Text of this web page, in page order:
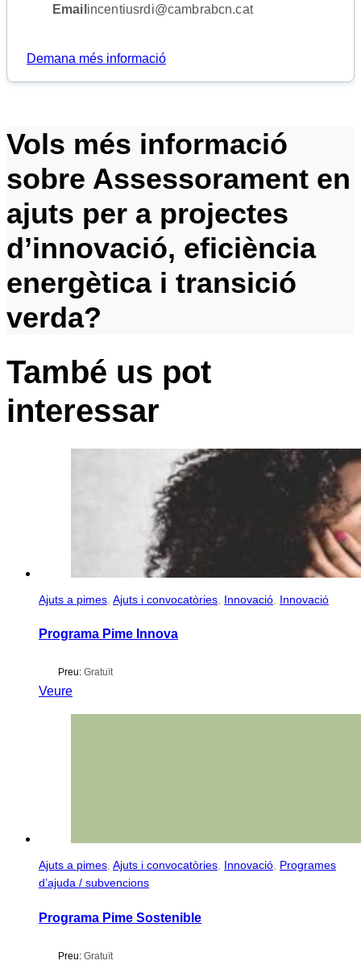
Email incentiusrdi@cambrabcn.cat
Demana més informació
Vols més informació
sobre Assessorament en
ajuts per a projectes
d’innovació, eficiència
energètica i transició
verda?
També us pot
interessar
Ajuts a pimes Ajuts i convocatòries Innovació Innovació
Programa Pime Innova
Preu: Gratuït
Veure
Ajuts a pimes, Ajuts i convocatòries, Innovació, Programes
d’ajuda / subvencions
Programa Pime Sostenible
Preu: Gratuït